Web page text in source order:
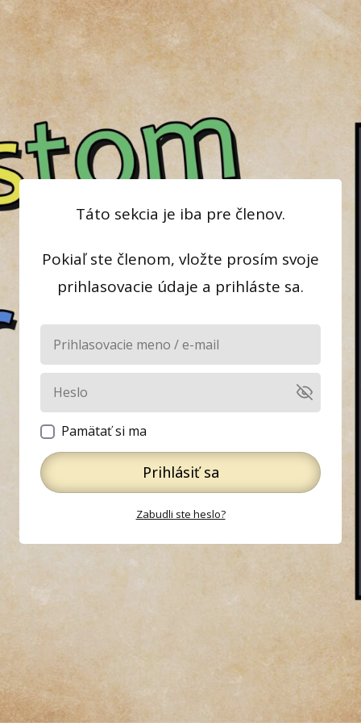
Táto sekcia je iba pre členov.
Pokiaľ ste členom, vložte prosím svoje
prihlasovacie údaje a prihláste sa.
Pamätať si ma
Prihlásiť sa
Zabudli ste heslo?